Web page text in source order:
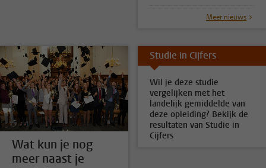
Meer nieuws
Wat kun je nog
meer naast je
Studie in Cijfers
Wil je deze studie
vergelijken met het
landelijk gemiddelde van
deze opleiding? Bekijk de
resultaten van Studie in
Cijfers